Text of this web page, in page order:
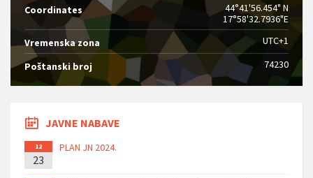
Coordinates
44°41'56.454" N
17°58'32.7936"E
Vremenska zona
UTC+1
Poštanski broj 74230
JAVNE NABAVE
12
23
PLAN JN 2024.